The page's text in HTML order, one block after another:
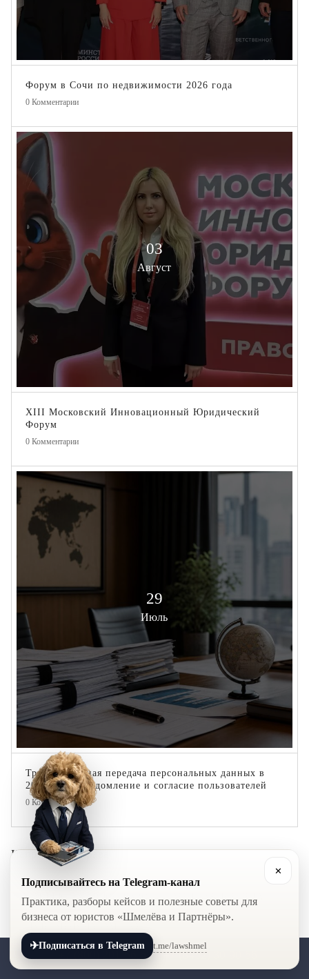
Форум в Сочи по недвижимости 2026 года
0 Комментарии
03
Август
XIII Московский Инновационный Юридический
Форум
0 Комментарии
29
Июль
Трансграничная передача персональных данных в
2026 году: уведомление и согласие пользователей
0 Комментарии
Направления права
АДМИНИСТРАТИВНОЕ ПРАВО
ГОСУДАРСТВЕННЫЕ И КОРПОРАТИВНЫЕ ЗАКУПКИ
✕
Подписывайтесь на Telegram-канал
Практика, разборы кейсов и полезные советы для
бизнеса от юристов «Шмелёва и Партнёры».
✈Подписаться в Telegram t.me/lawshmel
+7 (800) 201-56-52 +7 (8452) 30-90-56